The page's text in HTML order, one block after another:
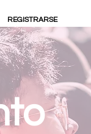
REGISTRARSE